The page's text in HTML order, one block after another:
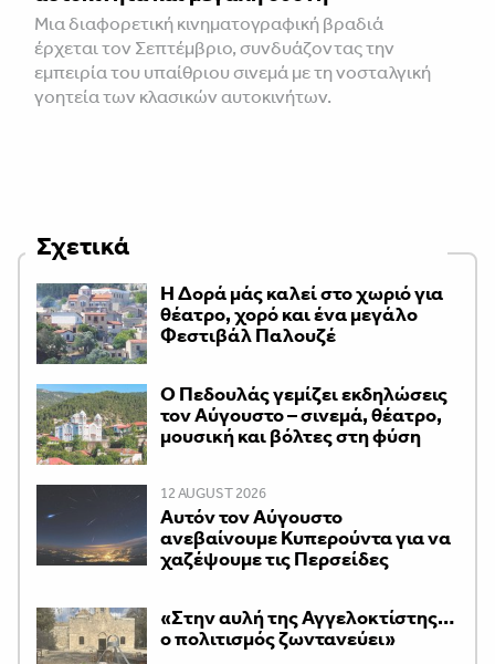
Μια διαφορετική κινηματογραφική βραδιά
έρχεται τον Σεπτέμβριο, συνδυάζοντας την
εμπειρία του υπαίθριου σινεμά με τη νοσταλγική
γοητεία των κλασικών αυτοκινήτων.
Σχετικά
Η Δορά μάς καλεί στο χωριό για
θέατρο, χορό και ένα μεγάλο
Φεστιβάλ Παλουζέ
Ο Πεδουλάς γεμίζει εκδηλώσεις
τον Αύγουστο – σινεμά, θέατρο,
μουσική και βόλτες στη φύση
12 AUGUST 2026
Αυτόν τον Αύγουστο
ανεβαίνουμε Κυπερούντα για να
χαζέψουμε τις Περσείδες
«Στην αυλή της Αγγελοκτίστης…
ο πολιτισμός ζωντανεύει»